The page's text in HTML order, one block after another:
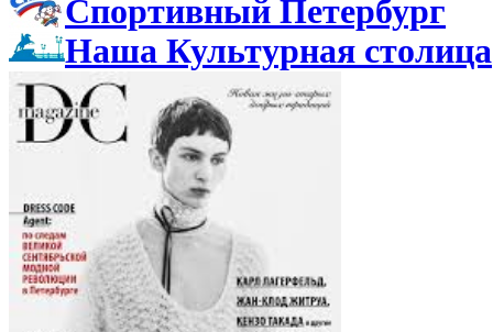
Спортивный Петербург
Наша Культурная столица